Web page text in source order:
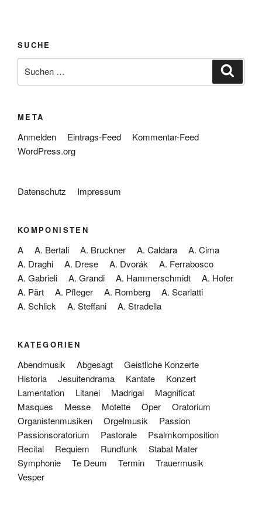
SUCHE
nach:
META
Anmelden Eintrags-Feed
Kommentar-Feed
WordPress.org
Datenschutz Impressum
KOMPONISTEN
A A. Bertali A. Bruckner A. Caldara
A. Cima
A. Draghi
A. Drese A. Dvorák
A. Ferrabosco
A. Gabrieli
A. Grandi A. Hammerschmidt
A. Hofer
A. Pärt
A. Pfleger A. Romberg
A. Scarlatti
A. Schlick
A. Steffani A. Stradella
KATEGORIEN
Abendmusik Abgesagt
Geistliche Konzerte
Historia
Jesuitendrama Kantate
Konzert
Lamentation
Litanei Madrigal
Magnificat
Masques
Messe Motette Oper
Oratorium
Organistenmusiken
Orgelmusik
Passion
Passionsoratorium
Pastorale
Psalmkomposition
Recital
Requiem Rundfunk
Stabat Mater
Symphonie
Te Deum Termin
Trauermusik
Vesper